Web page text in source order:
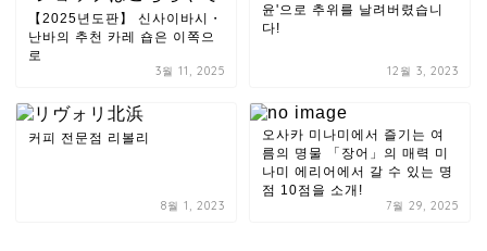
【2025년도판】 신사이바시・
난바의 추천 카레 숍은 이쪽으
로
3월 11, 2025
윤'으로 추위를 날려버렸습니
다!
12월 3, 2023
커피 전문점 리볼리
8월 1, 2023
오사카 미나미에서 즐기는 여
름의 명물 「장어」의 매력 미
나미 에리어에서 갈 수 있는 명
점 10점을 소개!
7월 29, 2025